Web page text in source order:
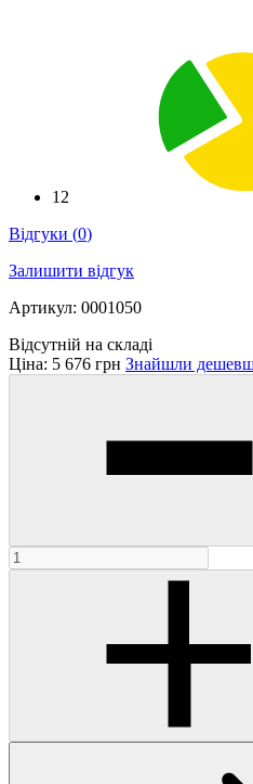
12
Відгуки (0)
Залишити відгук
Артикул: 0001050
Відсутній на складі
Ціна: 5 676 грн Знайшли